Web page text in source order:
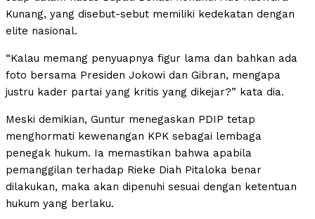
Kunang, yang disebut-sebut memiliki kedekatan dengan
elite nasional.
“Kalau memang penyuapnya figur lama dan bahkan ada
foto bersama Presiden Jokowi dan Gibran, mengapa
justru kader partai yang kritis yang dikejar?” kata dia.
Meski demikian, Guntur menegaskan PDIP tetap
menghormati kewenangan KPK sebagai lembaga
penegak hukum. Ia memastikan bahwa apabila
pemanggilan terhadap Rieke Diah Pitaloka benar
dilakukan, maka akan dipenuhi sesuai dengan ketentuan
hukum yang berlaku.